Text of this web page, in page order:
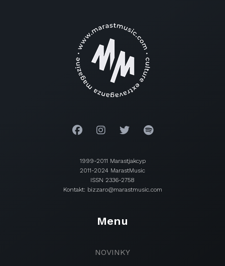
1999-2011 Marastjakcyp
2011-2024 MarastMusic
ISSN 2336-2758
Kontakt: bizzaro@marastmusic.com
Menu
NOVINKY